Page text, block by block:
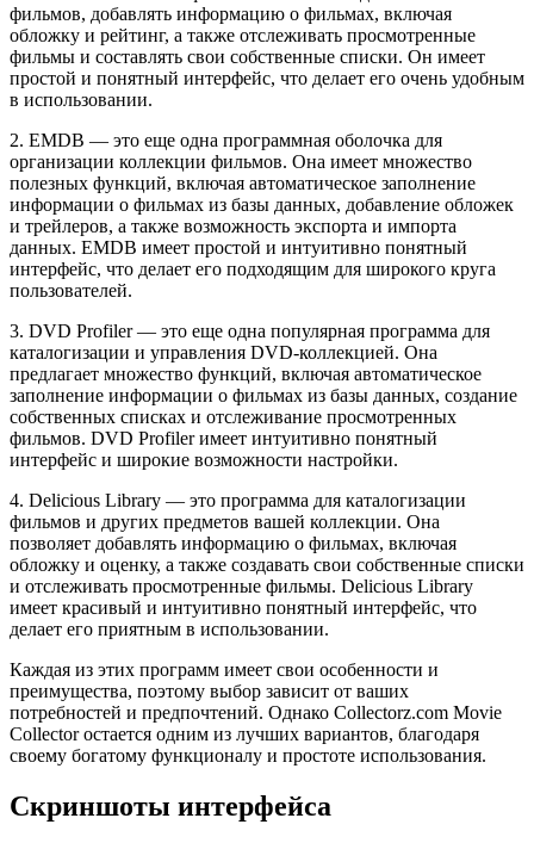
фильмов, добавлять информацию о фильмах, включая
обложку и рейтинг, а также отслеживать просмотренные
фильмы и составлять свои собственные списки. Он имеет
простой и понятный интерфейс, что делает его очень удобным
в использовании.
2. EMDB — это еще одна программная оболочка для
организации коллекции фильмов. Она имеет множество
полезных функций, включая автоматическое заполнение
информации о фильмах из базы данных, добавление обложек
и трейлеров, а также возможность экспорта и импорта
данных. EMDB имеет простой и интуитивно понятный
интерфейс, что делает его подходящим для широкого круга
пользователей.
3. DVD Profiler — это еще одна популярная программа для
каталогизации и управления DVD-коллекцией. Она
предлагает множество функций, включая автоматическое
заполнение информации о фильмах из базы данных, создание
собственных списках и отслеживание просмотренных
фильмов. DVD Profiler имеет интуитивно понятный
интерфейс и широкие возможности настройки.
4. Delicious Library — это программа для каталогизации
фильмов и других предметов вашей коллекции. Она
позволяет добавлять информацию о фильмах, включая
обложку и оценку, а также создавать свои собственные списки
и отслеживать просмотренные фильмы. Delicious Library
имеет красивый и интуитивно понятный интерфейс, что
делает его приятным в использовании.
Каждая из этих программ имеет свои особенности и
преимущества, поэтому выбор зависит от ваших
потребностей и предпочтений. Однако Collectorz.com Movie
Collector остается одним из лучших вариантов, благодаря
своему богатому функционалу и простоте использования.
Скриншоты интерфейса